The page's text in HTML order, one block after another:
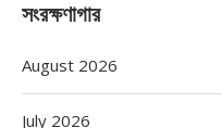
সংরক্ষণাগার
August 2026
July 2026